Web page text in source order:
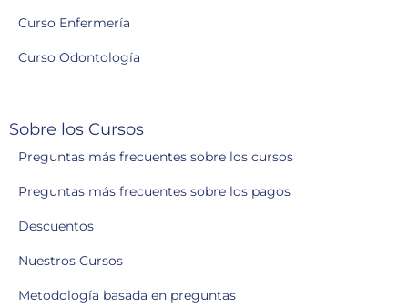
Curso Enfermería
Curso Odontología
Sobre los Cursos
Preguntas más frecuentes sobre los cursos
Preguntas más frecuentes sobre los pagos
Descuentos
Nuestros Cursos
Metodología basada en preguntas